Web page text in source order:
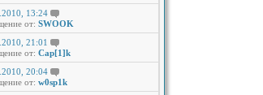
13:24
от: SWOOK
21:01
от: Cap[1]k
20:04
от: w0sp1k